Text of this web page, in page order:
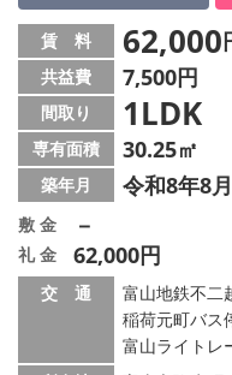
賃 料 62,000
共益費 7,500円
間取り 1LDK
専有面積 30.25㎡
築年月 令和8年8
敷 金 －
礼 金 62,000円
交 通
富山地鉄不二
稲荷元町バス
富山ライトレ